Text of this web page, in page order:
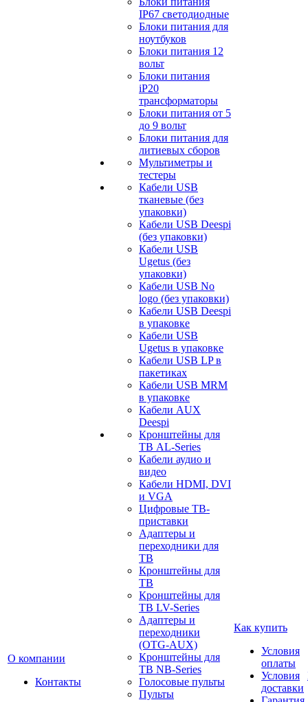
О компании
Контакты
IP67 светодиодные
Блоки питания для
ноутбуков
Блоки питания 12
вольт
Блоки питания
iP20
трансформаторы
Блоки питания от 5
до 9 вольт
Блоки питания для
литиевых сборов
Мультиметры и
тестеры
Кабели USB
тканевые (без
упаковки)
Кабели USB Deespi
(без упаковки)
Кабели USB
Ugetus (без
упаковки)
Кабели USB No
logo (без упаковки)
Кабели USB Deespi
в упаковке
Кабели USB
Ugetus в упаковке
Кабели USB LP в
пакетиках
Кабели USB MRM
в упаковке
Кабели AUX
Deespi
Кронштейны для
ТВ AL-Series
Кабели аудио и
видео
Кабели HDMI, DVI
и VGA
Цифровые ТВ-
приставки
Адаптеры и
переходники для
ТВ
Кронштейны для
ТВ
Кронштейны для
ТВ LV-Series
Адаптеры и
переходники
(OTG-AUX)
Кронштейны для
ТВ NB-Series
Голосовые пульты
Пульты
Как купить
Условия
оплаты
Условия
доставки